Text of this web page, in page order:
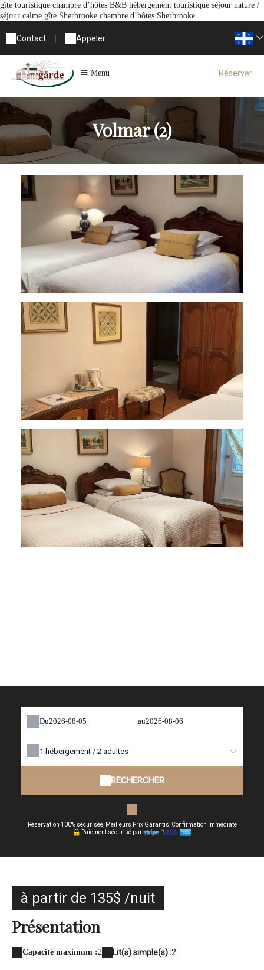
gîte touristique chambre d’hôtes B&B hébergement touristique séjour nature /
séjour calme gîte Sherbrooke chambre d’hôtes Sherbrooke
Contact Appeler
Menu Réserver
Volmar (2)
Du au
1 hébergement / 2 adultes
RECHERCHER
Réservation 100% sécurisée, Meilleurs Prix Garantis, Confirmation Immédiate
Paiement sécurisé par
à partir de 135$ /nuit
Présentation
Capacité maximum :2 Lit(s) simple(s) :2